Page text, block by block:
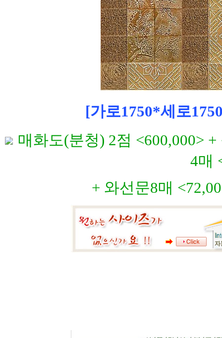
[가로1750*세로
매화도(분청) 2점 <600,000>
4매
+ 와선문8매